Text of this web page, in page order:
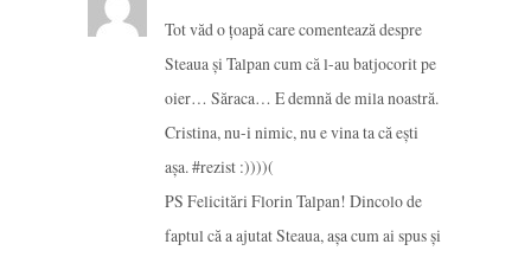
Tot văd o țoapă care comentează despre
Steaua și Talpan cum că l-au batjocorit pe
oier… Săraca… E demnă de mila noastră.
Cristina, nu-i nimic, nu e vina ta că ești
așa. #rezist :))))(
PS Felicitări Florin Talpan! Dincolo de
faptul că a ajutat Steaua, așa cum ai spus și